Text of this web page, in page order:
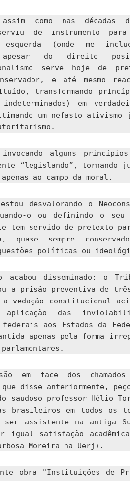
assim como nas
de instrumento
(onde me
apesar do direito
serve hoje de
e até mesmo
transformando
indeterminados) em
um nefasto
invocando alguns
“legislando”, tornando
ao campo da moral.
desvalorando o
o ou definindo o
tem servido de pretexto
quase sempre
políticas ou
acabou disseminado: o
a prisão preventiva de
a vedação constitucional
aplicação das
federais aos Estados da
apenas pela forma
em face dos chamados
disse anteriormente,
saudoso professor Hélio
brasileiros em todos os
assistente na antiga
igual satisfação
Moreira na Uerj).
obra "Instituições de